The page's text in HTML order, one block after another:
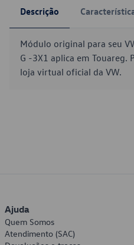
Descrição
Módulo original para seu
G -3X1 aplica em Touareg.
loja virtual oficial da VW.
Ajuda
Quem Somos
Atendimento (SAC)